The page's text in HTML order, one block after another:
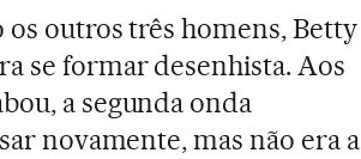
outros três homens, Betty
se formar desenhista. Aos
a segunda onda
novamente, mas não era a